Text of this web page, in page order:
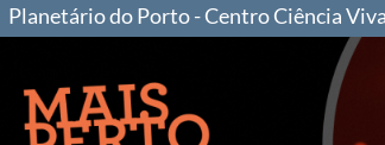
Planetário do Porto - Centro Ciência Viva